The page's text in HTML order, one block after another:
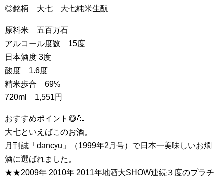
◎銘柄 大七 大七純米生酛
原料米 五百万石
アルコール度数 15度
日本酒度 3度
酸度 1.6度
精米歩合 69%
720ml 1,551円
おすすめポイント😋🍶
大七といえばこのお酒。
月刊誌「dancyu」（1999年2月号）で日本一美味しいお燗
酒に選ばれました。
★★2009年 2010年 2011年地酒大SHOW連続３度のプラチ